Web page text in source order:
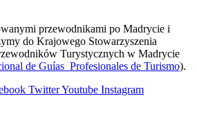
przewodnikami po Madrycie i
do Krajowego Stowarzyszenia
Turystycznych w Madrycie
de Guías Profesionales de Turismo).
TwitterYoutube Instagram